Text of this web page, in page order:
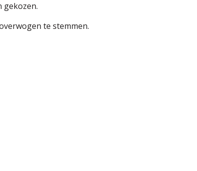
gekozen.
te stemmen.